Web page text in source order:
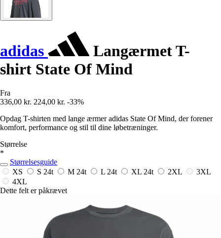
adidas
Langærmet T-
shirt State Of Mind
Fra
336,00 kr. 224,00 kr. -33%
Opdag T-shirten med lange ærmer adidas State Of Mind, der forener
komfort, performance og stil til dine løbetræninger.
Størrelse
*
Størrelsesguide
XS
S 24t M 24t L 24t XL 24t 2XL
3XL
4XL
Dette felt er påkrævet